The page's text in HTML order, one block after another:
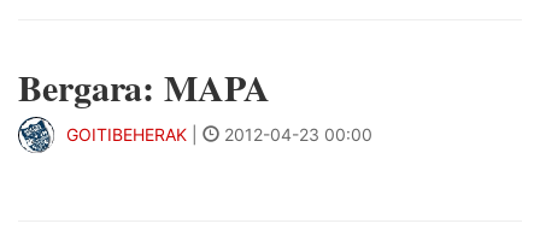
Bergara: MAPA
GOITIBEHERAK 2012-04-23 00:00